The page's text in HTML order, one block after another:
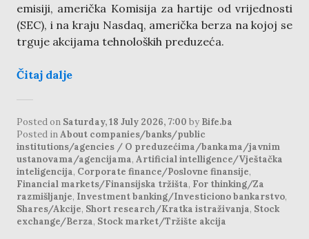
emisiji, američka Komisija za hartije od vrijednosti
(SEC), i na kraju Nasdaq, američka berza na kojoj se
trguje akcijama tehnoloških preduzeća.
Čitaj dalje
Posted on Saturday, 18 July 2026, 7:00 by Bife.ba
Posted inAbout companies/banks/public
institutions/agencies / O preduzećima/bankama/javnim
ustanovama/agencijama, Artificial intelligence/Vještačka
inteligencija, Corporate finance/Poslovne finansije,
Financial markets/Finansijska tržišta, For thinking/Za
razmišljanje, Investment banking/Investiciono bankarstvo,
Shares/Akcije, Short research/Kratka istraživanja, Stock
exchange/Berza, Stock market/Tržište akcija